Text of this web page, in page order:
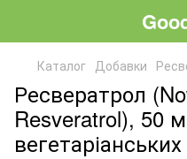
Каталог Добавки
Ресвератрол
Resveratrol), 50